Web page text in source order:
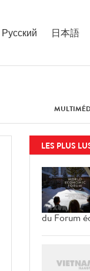
Русский 日本語
LES PLUS
du Forum